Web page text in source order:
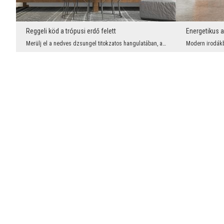
Reggeli köd a trópusi erdő felett
Merülj el a nedves dzsungel titokzatos hangulatában, ahol a reggeli napsugarak áttörnek a fák lom...